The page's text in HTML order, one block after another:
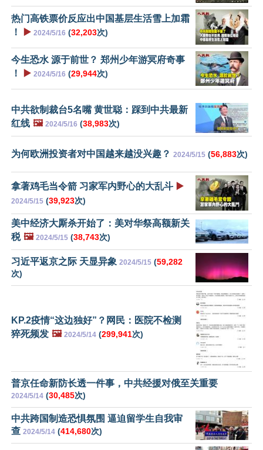
热门高铁票价反应出中国基层生活雪上加霜
！
▶️ 2024/5/16 (32,203次)
今生恐水 源于前世？ 郑州少年游冥府奇事
！
▶️ 2024/5/16 (29,944次)
中共欲制裁台5名嘴 黄世聪：踩到中共最新
红线 🖼️ 2024/5/16 (38,983次)
为何欧洲投资者对中国越来越没兴趣？ 2024/5/15 (56,883次)
拿著鸡毛当令箭 习家军内野心的大乱斗 ▶️
2024/5/15 (39,923次)
美中经济大厮杀开始了：美对华祭高额新关
税 🖼️ 2024/5/15 (38,743次)
习近平返京之际 天显异象 2024/5/15 (59,282
次)
KP.2疫情“这边独好”？网民：医院不检测
猝死频发 🖼️ 2024/5/14 (299,941次)
普京任命新防长透一件事，中共经援对俄至关重要
2024/5/14 (30,485次)
中共跨国制造恐惧氛围 逼迫留学生自我审
查 2024/5/14 (414,680次)